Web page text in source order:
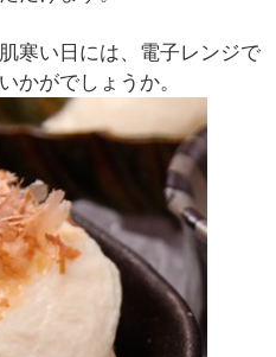
寒い日には、電子レンジで
かがでしょうか。